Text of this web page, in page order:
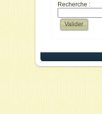
Recherche :